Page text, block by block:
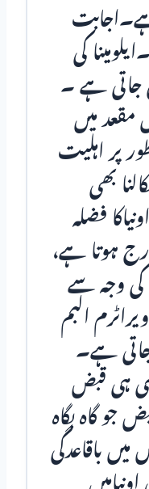
کی
جاتی ہے ۔
مقعد میں
پر اہلیت
بھی
فضلہ
ہوتا ہے،
کی وجہ سے
البم
جاتی ہے۔
ہی قبض
جو گاہ بگاہ
باقاعدگی